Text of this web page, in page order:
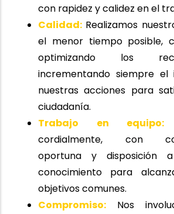
con rapidez y calidez en el
Calidad: Realizamos
el menor tiempo posible,
optimizando los
incrementando siempre
nuestras acciones para
ciudadanía.
Trabajo en equipo:
cordialmente, con
oportuna y disposición
conocimiento para
objetivos comunes.
Compromiso: Nos